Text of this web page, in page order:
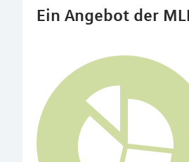
Ein Angebot der